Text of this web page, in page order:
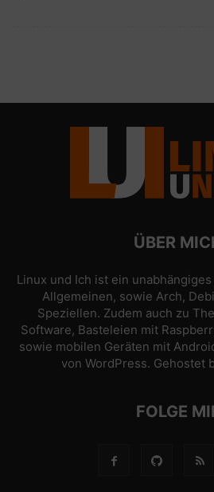
ÜBER
Linux und Ich ist ein
Allgemeinen, sowie Arch,
Speziellen. Zudem auch zu
Software, Basteleien mit
sowie mobilen Geräten mit
von WordPress. Gehostet
FOLGE